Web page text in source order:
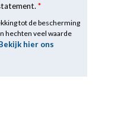
*
tot de bescherming
hechten veel waarde
hier ons